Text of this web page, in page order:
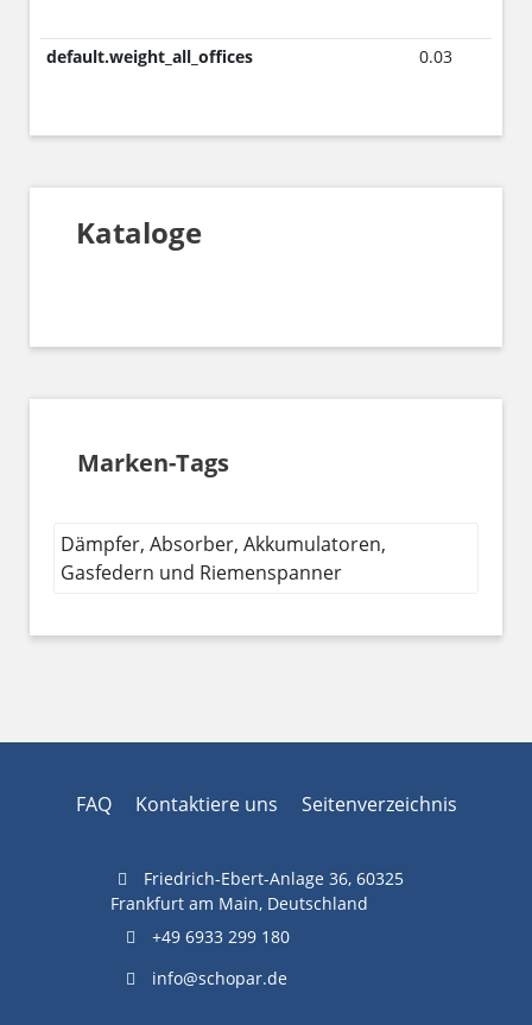
default.weight_all_offices 0.03
Kataloge
Marken-Tags
Dämpfer, Absorber, Akkumulatoren,
Gasfedern und Riemenspanner
FAQ Kontaktiere uns Seitenverzeichnis
Friedrich-Ebert-Anlage 36, 60325
Frankfurt am Main, Deutschland
+49 6933 299 180
info@schopar.de